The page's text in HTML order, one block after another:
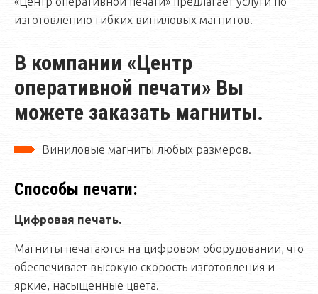
изготовлению гибких виниловых магнитов.
В компании «Центр
оперативной печати» Вы
можете заказать магниты.
Виниловые магниты любых размеров.
Способы печати:
Цифровая печать.
Магниты печатаются на цифровом оборудовании, что
обеспечивает высокую скорость изготовления и
яркие, насыщенные цвета.